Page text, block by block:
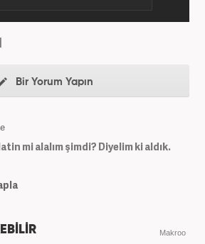
Bir Yorum Yapın
mi alalım şimdi? Diyelim ki aldık.
Makroo